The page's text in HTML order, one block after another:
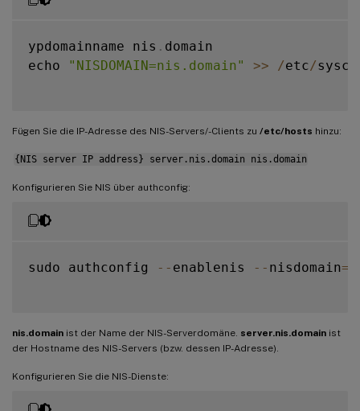
ypdomainname nis . domain
echo
"NISDOMAIN=nis.domain" >> /etc/
Fügen Sie die IP-Adresse des NIS-Servers/-Clients zu /etc/hosts hinzu:
{NIS server IP address} server.nis.domain nis.domain
Konfigurieren Sie NIS über authconfig:
sudo authconfig -- enablenis -- nisdomain=
nis.domain ist der Name der NIS-Serverdomäne. server.nis.domain ist
der Hostname des NIS-Servers (bzw. dessen IP-Adresse).
Konfigurieren Sie die NIS-Dienste: